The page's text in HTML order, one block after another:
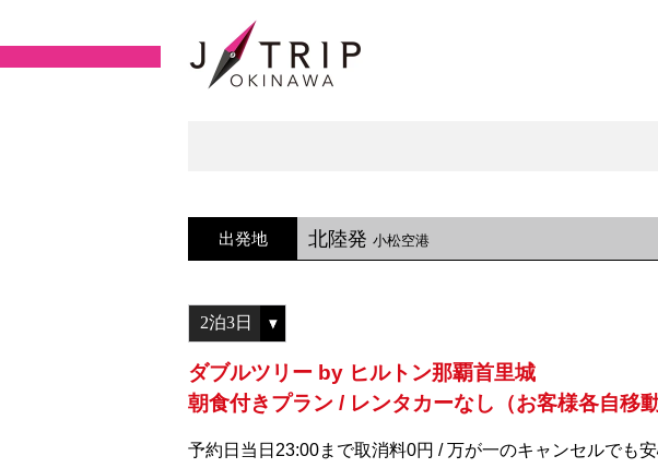
出発地 北陸発 小松空港
ダブルツリー by ヒルトン那覇首里城
朝食付きプラン / レンタカーなし（お客様各自
予約日当日23:00まで取消料0円 / 万が一のキャンセルでも